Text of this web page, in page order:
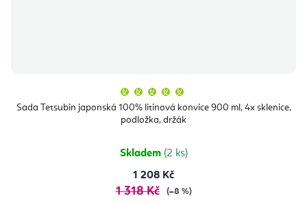
Sada Tetsubin japonská 100% litinová konvice 900 ml, 4x sklenice,
podložka, držák
produktu
je
hvězdiček.
Skladem (2 ks)
1 208 Kč
1 318 Kč (–8 %)